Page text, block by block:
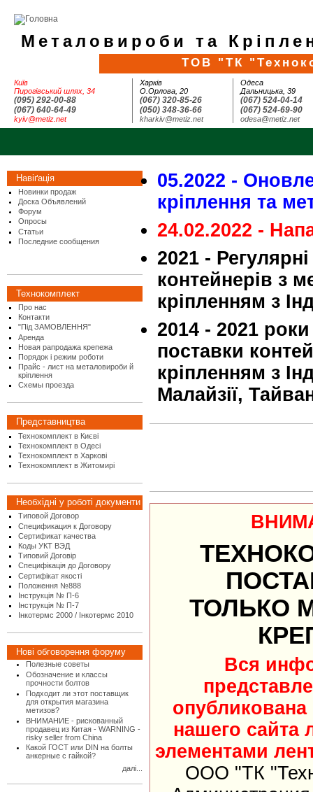
Металовироби та
ТОВ "ТК
Київ
Пирогівський шлях, 34
(095) 292-00-88
(067) 640-64-49
kyiv@metiz.net
Харків
О.Орлова, 20
(067) 320-85-26
(050) 348-36-66
kharkiv@metiz.net
Одеса
Дальницька, 39
(067) 524-04-14
(067) 524-69-90
odesa@metiz.net
Навіґація
Новинки продаж
Доска Объявлений
Форум
Опросы
Статьи
Последние сообщения
Технокомплект
Про нас
Контакти
"Під ЗАМОВЛЕННЯ"
Аренда
Новая рапродажа крепежа
Порядок і режим роботи
Прайс - лист на металовироби й
кріплення
Схемы проезда
Представництва
Технокомплект в Києві
Технокомплект в Одесі
Технокомплект в Харкові
Технокомплект в Житомирі
Необхідні у роботі документи
Типовой Договор
Спецификация к Договору
Сертификат качества
Коды УКТ ВЭД
Типовий Договір
Специфікація до Договору
Сертифікат якості
Положення №888
Інструкція № П-6
Інструкція № П-7
Інкотермс 2000 / Інкотермс 2010
Нові обговорення форуму
Полезные советы
Обозначение и классы
прочности болтов
Подходит ли этот поставщик
для открытия магазина
метизов?
ВНИМАНИЕ - рискованный
продавец из Китая - WARNING -
risky seller from China
Какой ГОСТ или DIN на болты
анкерные с гайкой?
далі...
05.2022 -
кріплення та
24.02.2022 -
2021 -
контейнерів з
кріпленням з
2014 - 2021
поставки
кріпленням з
Малайзії,
ТОЛЬКО
Вся
нашего сайта
элементами
ООО "ТК